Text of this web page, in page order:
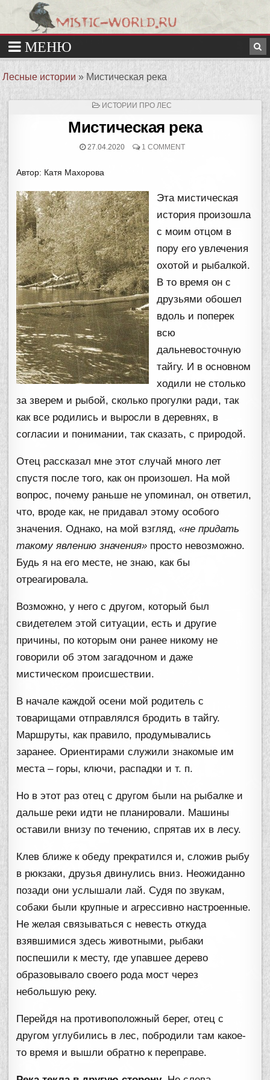
Лесные истории » Мистическая река
ОПУБЛИКОВАНО
ИСТОРИИ ПРО ЛЕС
Мистическая река
27.04.2020 1 COMMENT
Автор: Катя Махорова
Эта мистическая
история произошла
с моим отцом в
пору его увлечения
охотой и рыбалкой.
В то время он с
друзьями обошел
вдоль и поперек
всю
дальневосточную
тайгу. И в основном
ходили не столько
за зверем и рыбой, сколько прогулки ради, так
как все родились и выросли в деревнях, в
согласии и понимании, так сказать, с природой.
Отец рассказал мне этот случай много лет
спустя после того, как он произошел. На мой
вопрос, почему раньше не упоминал, он ответил,
что, вроде как, не придавал этому особого
значения. Однако, на мой взгляд,«не придать
такому явлению значения» просто невозможно.
Будь я на его месте, не знаю, как бы
отреагировала.
Возможно, у него с другом, который был
свидетелем этой ситуации, есть и другие
причины, по которым они ранее никому не
говорили об этом загадочном и даже
мистическом происшествии.
В начале каждой осени мой родитель с
товарищами отправлялся бродить в тайгу.
Маршруты, как правило, продумывались
заранее. Ориентирами служили знакомые им
места – горы, ключи, распадки и т. п.
Но в этот раз отец с другом были на рыбалке и
дальше реки идти не планировали. Машины
оставили внизу по течению, спрятав их в лесу.
Клев ближе к обеду прекратился и, сложив рыбу
в рюкзаки, друзья двинулись вниз. Неожиданно
позади они услышали лай. Судя по звукам,
собаки были крупные и агрессивно настроенные.
Не желая связываться с невесть откуда
взявшимися здесь животными, рыбаки
поспешили к месту, где упавшее дерево
образовывало своего рода мост через
небольшую реку.
Перейдя на противоположный берег, отец с
другом углубились в лес, побродили там какое-
то время и вышли обратно к переправе.